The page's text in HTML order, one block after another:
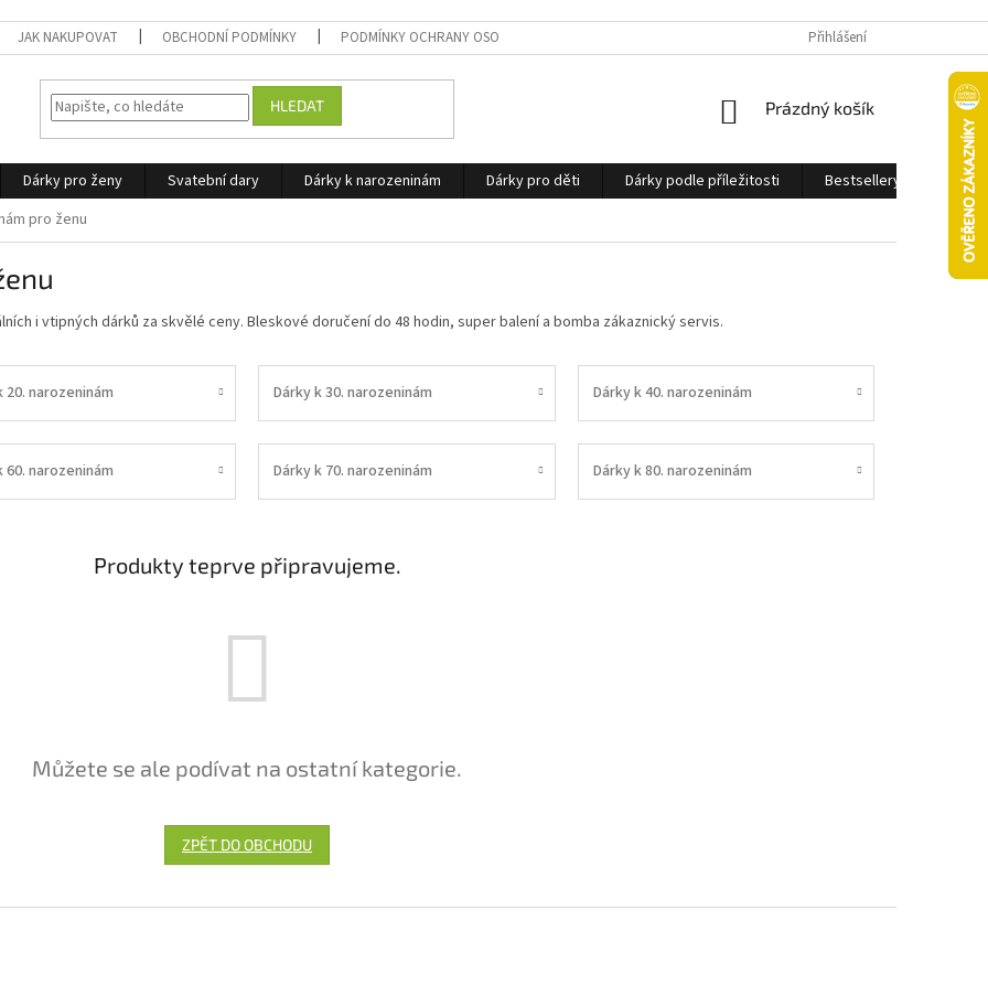
JAK NAKUPOVAT OBCHODNÍ PODMÍNKY PODMÍNKY OCHRANY OSOBNÍCH ÚDAJŮ Přihlášení
HLEDAT
NÁKUPNÍ
Prázdný košík
Dárky pro ženy Svatební dary Dárky k narozeninám Dárky pro děti Dárky podle příležitosti Bestsellery
pro ženu
i vtipných dárků za skvělé ceny. Bleskové doručení do 48 hodin, super balení a bomba zákaznický servis.
20. narozeninám Dárky k 30. narozeninám Dárky k 40. narozeninám
60. narozeninám Dárky k 70. narozeninám Dárky k 80. narozeninám
Produkty teprve připravujeme.
Můžete se ale podívat na ostatní kategorie.
ZPĚT DO OBCHODU